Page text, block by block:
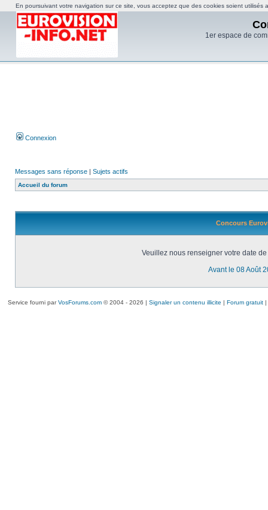
1er espace de
Connexion
Messages sans réponse | Sujets actifs
Accueil du forum
Concours
Veuillez nous renseigner votre date
Avant le 08 Août
Service fourni parVosForums.com© 2004 - 2026 | Signaler un contenu illicite | Forum gratuit|
En poursuivant votre navigation sur ce site, vous acceptez que des cookies soient